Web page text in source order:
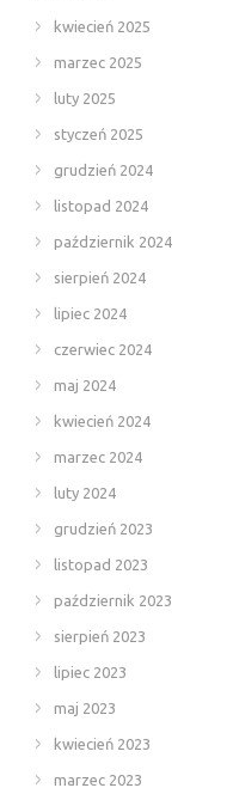
kwiecień 2025
marzec 2025
luty 2025
styczeń 2025
grudzień 2024
listopad 2024
październik 2024
sierpień 2024
lipiec 2024
czerwiec 2024
maj 2024
kwiecień 2024
marzec 2024
luty 2024
grudzień 2023
listopad 2023
październik 2023
sierpień 2023
lipiec 2023
maj 2023
kwiecień 2023
marzec 2023